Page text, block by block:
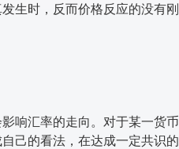
生时，反而价格反应的没有刚
响汇率的走向。对于某一货币
己的看法，在达成一定共识的